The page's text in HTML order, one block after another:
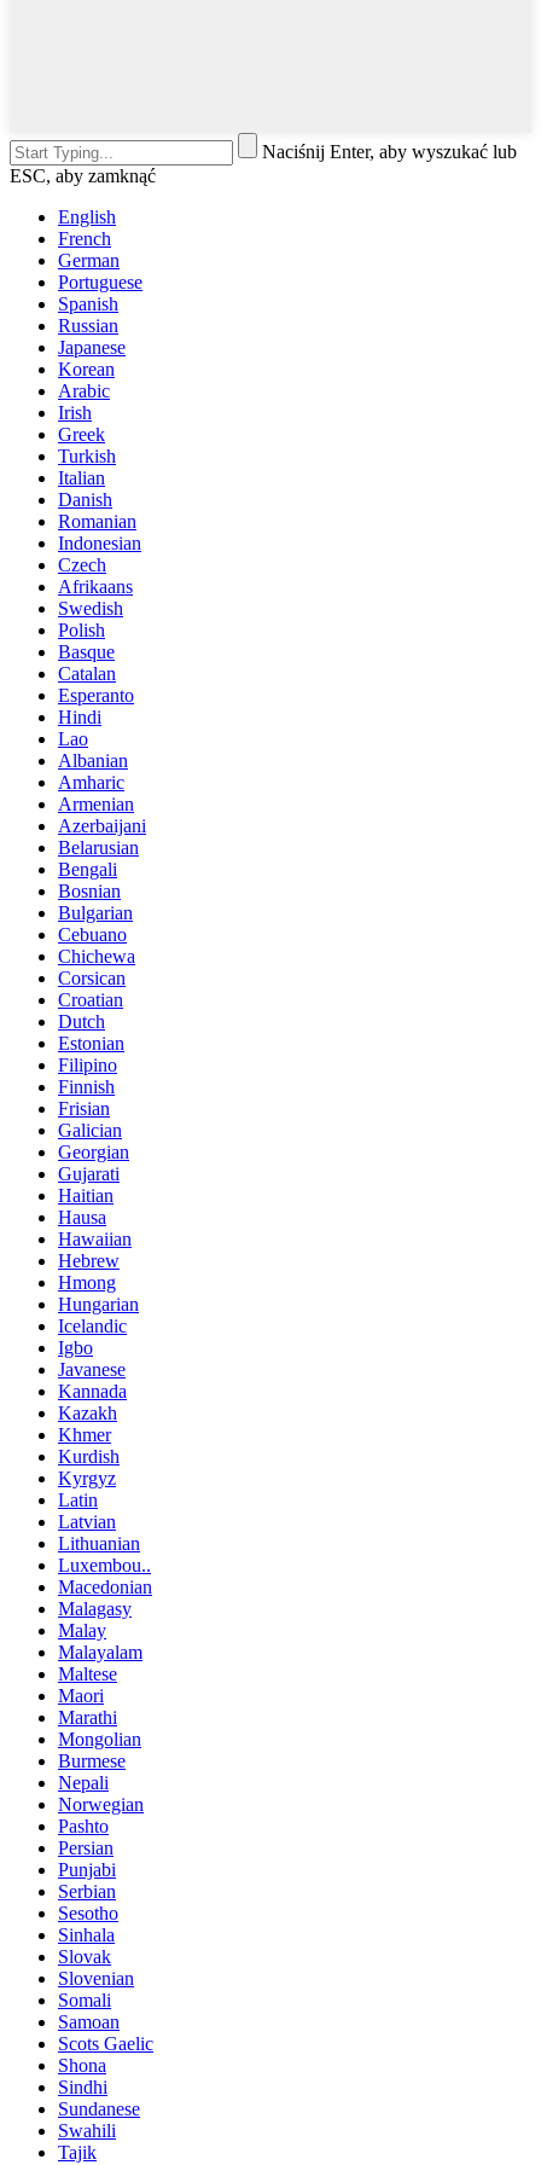
Naciśnij Enter, aby wyszukać lub
ESC, aby zamknąć
English
French
German
Portuguese
Spanish
Russian
Japanese
Korean
Arabic
Irish
Greek
Turkish
Italian
Danish
Romanian
Indonesian
Czech
Afrikaans
Swedish
Polish
Basque
Catalan
Esperanto
Hindi
Lao
Albanian
Amharic
Armenian
Azerbaijani
Belarusian
Bengali
Bosnian
Bulgarian
Cebuano
Chichewa
Corsican
Croatian
Dutch
Estonian
Filipino
Finnish
Frisian
Galician
Georgian
Gujarati
Haitian
Hausa
Hawaiian
Hebrew
Hmong
Hungarian
Icelandic
Igbo
Javanese
Kannada
Kazakh
Khmer
Kurdish
Kyrgyz
Latin
Latvian
Lithuanian
Luxembou..
Macedonian
Malagasy
Malay
Malayalam
Maltese
Maori
Marathi
Mongolian
Burmese
Nepali
Norwegian
Pashto
Persian
Punjabi
Serbian
Sesotho
Sinhala
Slovak
Slovenian
Somali
Samoan
Scots Gaelic
Shona
Sindhi
Sundanese
Swahili
Tajik